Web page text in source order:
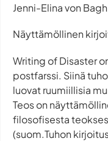
Jenni-Elina von
Näyttämöllinen
Writing of Disaster
postfarssi. Siinä
luovat ruumiillisia
Teos on
filosofisesta
(suom.Tuhon